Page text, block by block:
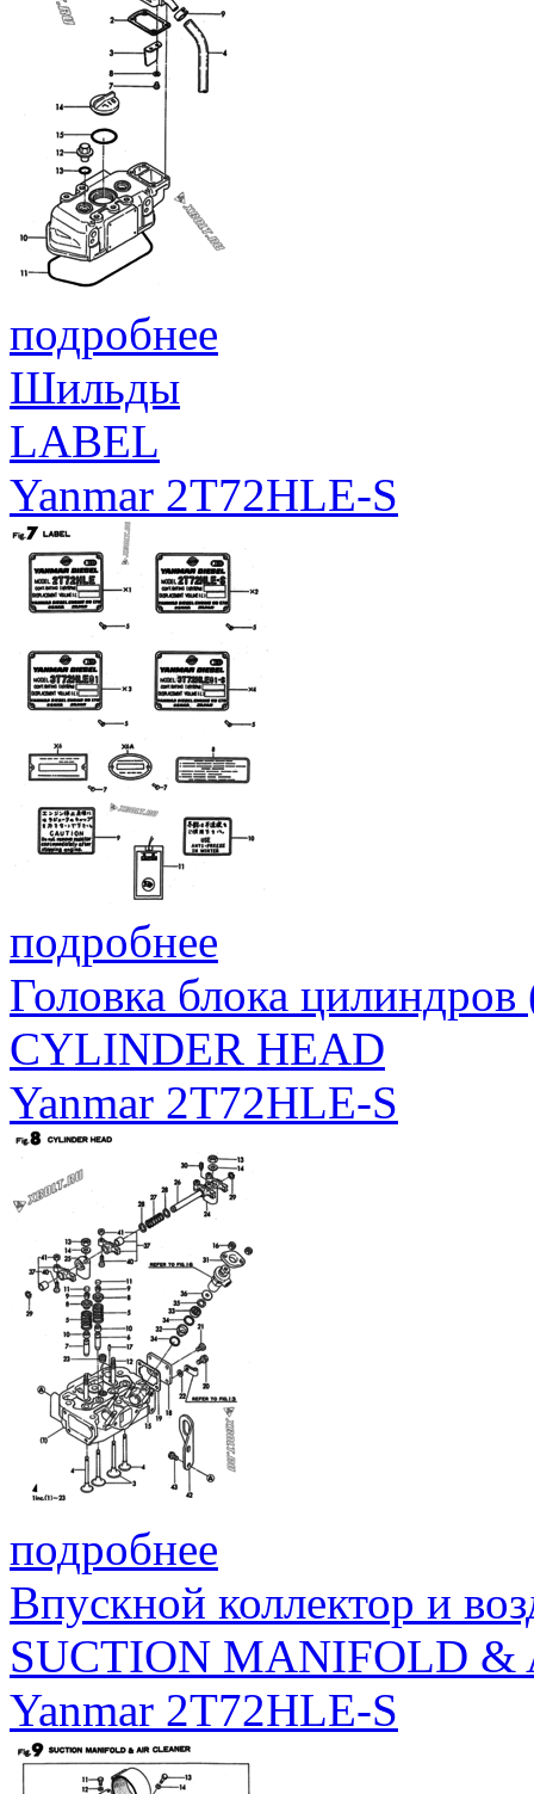
подробнее
Шильды
LABEL
Yanmar 2T72HLE-S
подробнее
Головка блока
CYLINDER HEAD
Yanmar 2T72HLE-S
подробнее
Впускной коллектор и
SUCTION MANIFOLD &
Yanmar 2T72HLE-S